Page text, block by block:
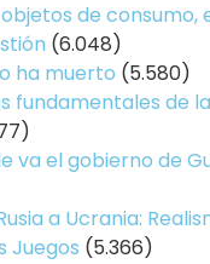
de consumo,
(6.048)
ha muerto (5.580)
fundamentales de
va el gobierno de
a Ucrania:
Juegos (5.366)